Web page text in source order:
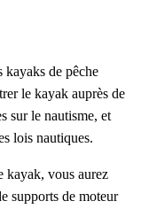
de pêche
le kayak auprès de
sur le nautisme, et
lois nautiques.
kayak, vous aurez
supports de moteur